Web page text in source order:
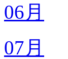
06月
07月